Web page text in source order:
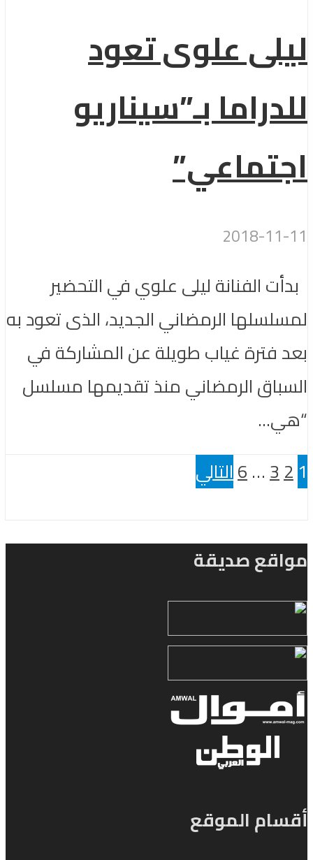
ليلى علوى تعود
للدراما بـ”سيناريو
اجتماعي”
2018-11-11
بدأت الفنانة ليلى علوي في التحضير
لمسلسلها الرمضاني الجديد، الذى تعود به
بعد فترة غياب طويلة عن المشاركة في
السباق الرمضاني منذ تقديمها مسلسل
“هي...
1
2
3
…
6التالي
مواقع صديقة
أقسام الموقع